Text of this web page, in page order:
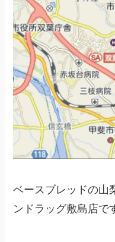
ベースブレッドの山
ンドラッグ敷島店で